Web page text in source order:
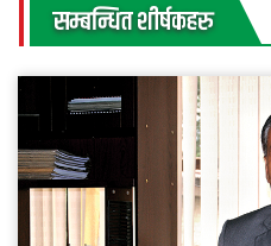
सम्बन्धित शीर्षकहरु